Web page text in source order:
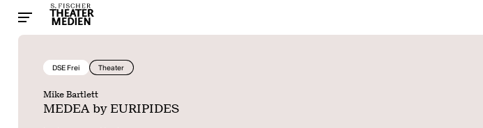
DSE Frei Theater
Mike Bartlett
MEDEA by EURIPIDES